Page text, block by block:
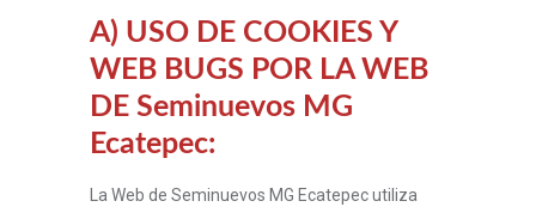
A) USO DE COOKIES Y
WEB BUGS POR LA WEB
DE Seminuevos MG
Ecatepec:
La Web de Seminuevos MG Ecatepec utiliza